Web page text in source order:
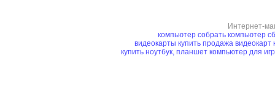
Интернет-
компьютер собрать компьютер
видеокарты купить продажа видеокарт
купить ноутбук, планшет компьютер для